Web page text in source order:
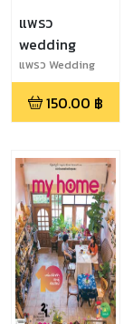
แพรว
wedding
แพรว Wedding
No.010
150.00 ฿